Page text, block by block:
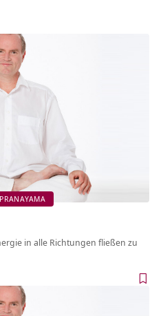
PRANAYAMA
in alle Richtungen fließen zu